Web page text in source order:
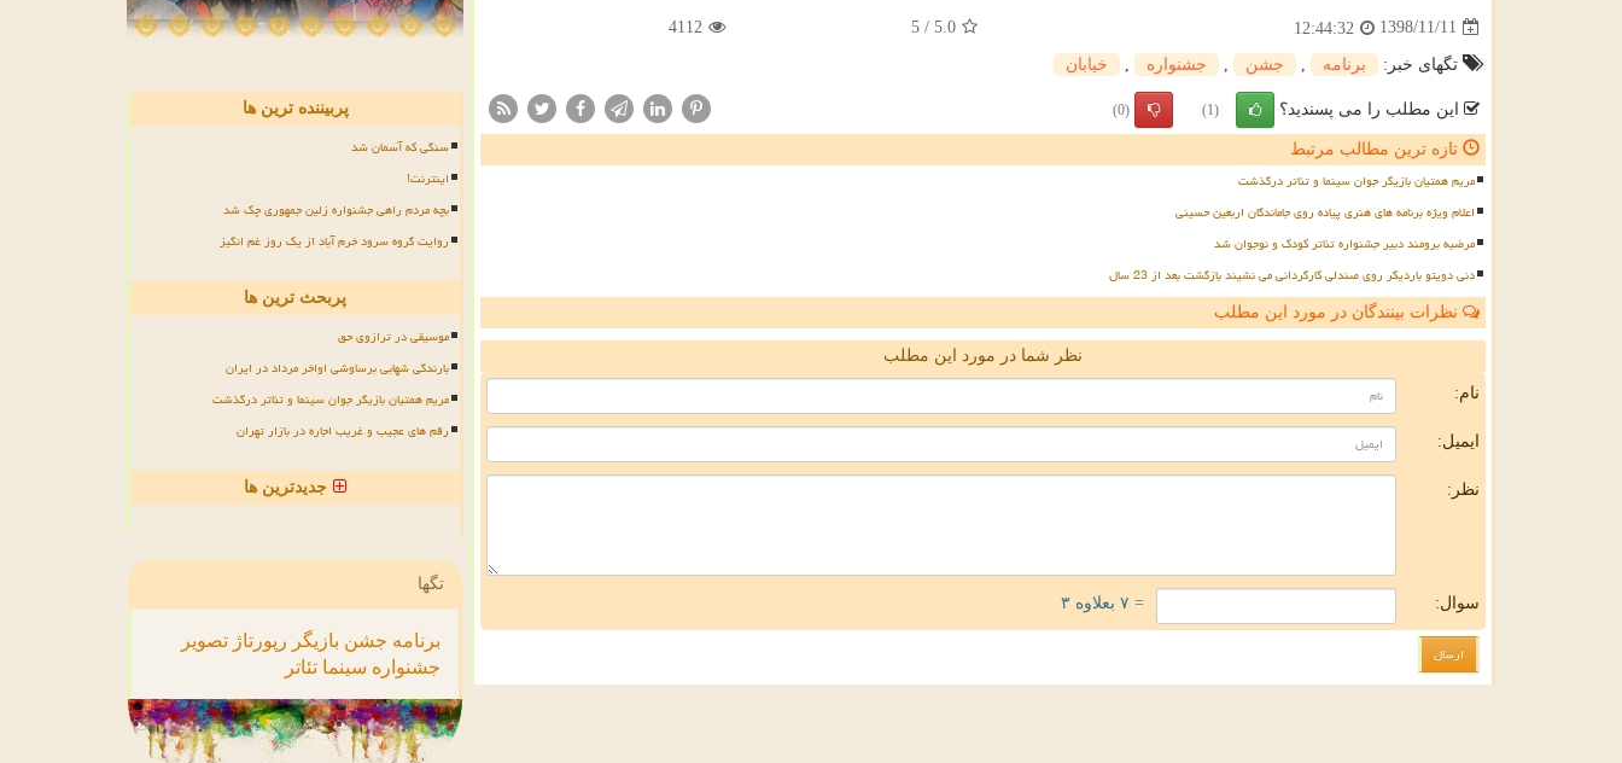
1398/11/11
12:44:32
5.0
/
5
4112
تگهای خبر: برنامه جشن جشنواره خیابان
این مطلب را می پسندید؟ (1)
(0)
تازه ترین مطالب مرتبط
مریم همتیان بازیگر جوان سینما و تئاتر درگذشت
اعلام ویژه برنامه های هنری پیاده روی جاماندگان اربعین حسینی
مرضیه برومند دبیر جشنواره تئاتر کودک و نوجوان شد
دنی دویتو باردیگر روی صندلی کارگردانی می نشیند بازگشت بعد از 23 سال
نظرات بینندگان در مورد این مطلب
نظر شما در مورد این مطلب
نام:
ایمیل:
نظر:
سوال: = ۷ بعلاوه ۳
پربیننده ترین ها
سنگی که آسمان شد
اینترنت!
بچه مردم راهی جشنواره زلین جمهوری چک شد
روایت گروه سرود خرم آباد از یک روز غم انگیز
پربحث ترین ها
موسیقی در ترازوی حق
بارندگی شهابی برساوشی اواخر مرداد در ایران
مریم همتیان بازیگر جوان سینما و تئاتر درگذشت
رقم های عجیب و غریب اجاره در بازار تهران
جدیدترین ها
تگها
برنامه جشن بازیگر رپورتاژ تصویر
جشنواره سینما تئاتر